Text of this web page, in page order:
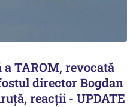
TAROM, revocată
director Bogdan
reacții - UPDATE